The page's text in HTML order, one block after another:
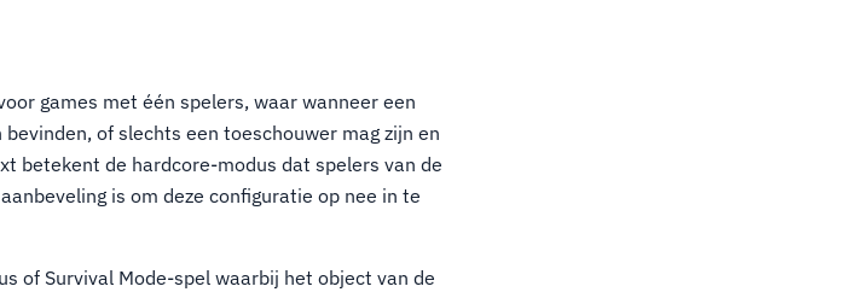
games met één spelers, waar wanneer een
of slechts een toeschouwer mag zijn en
betekent de hardcore-modus dat spelers van de
is om deze configuratie op nee in te
of Survival Mode-spel waarbij het object van de